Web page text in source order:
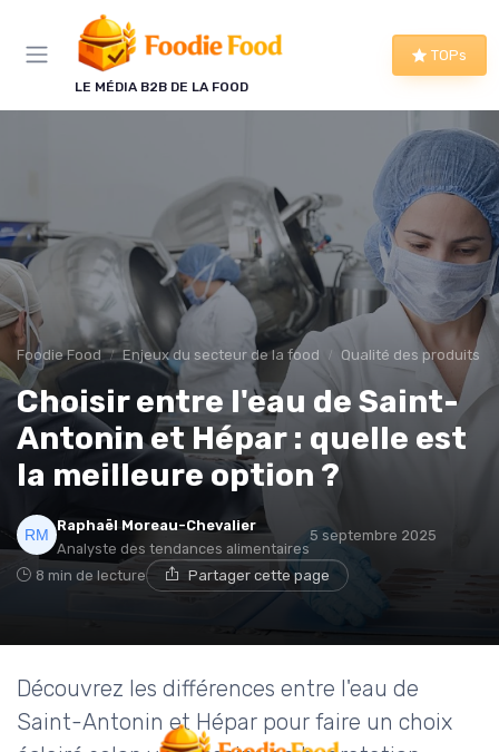
LE MÉDIA B2B DE LA FOOD
TOPs
Foodie Food Enjeux du secteur de la food Qualité des produits
Choisir entre l'eau de Saint-
Antonin et Hépar : quelle est
la meilleure option ?
Raphaël Moreau-Chevalier
Analyste des tendances alimentaires
5 septembre 2025
8 min de lecture Partager cette page
Découvrez les différences entre l'eau de
Saint-Antonin et Hépar pour faire un choix
Panneau de gestion des cookies